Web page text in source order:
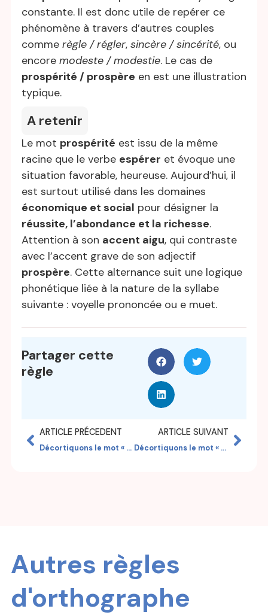
constante. Il est donc utile de repérer ce
phénomène à travers d’autres couples
comme règle / régler, sincère / sincérité, ou
encore modeste / modestie. Le cas de
prospérité / prospère en est une illustration
typique.
A retenir
Le mot prospérité est issu de la même
racine que le verbe espérer et évoque une
situation favorable, heureuse. Aujourd’hui, il
est surtout utilisé dans les domaines
économique et social pour désigner la
réussite, l’abondance et la richesse.
Attention à son accent aigu, qui contraste
avec l’accent grave de son adjectif
prospère. Cette alternance suit une logique
phonétique liée à la nature de la syllabe
suivante : voyelle prononcée ou e muet.
Partager cette
règle
ARTICLE PRÉCEDENT
Décortiquons le mot « marginal »
ARTICLE SUIVANT
Décortiquons le mot « aimer »
Autres règles
d'orthographe